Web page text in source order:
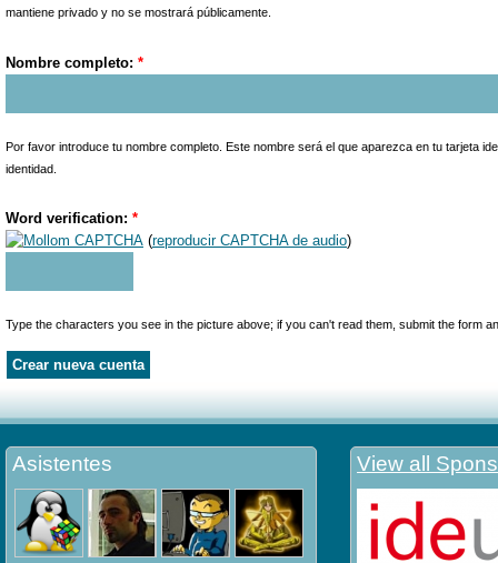
mantiene privado y no se mostrará públicamente.
Nombre completo: *
Por favor introduce tu nombre completo. Este nombre será el que aparezca en tu tarjeta
identidad.
Word verification: *
(reproducir CAPTCHA de audio)
Type the characters you see in the picture above; if you can't read them, submit the form
Asistentes View all